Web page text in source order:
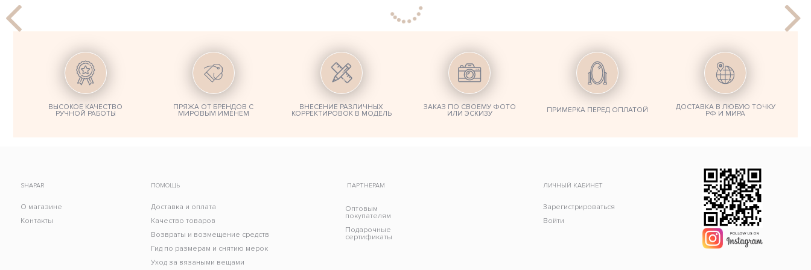
ВЫСОКОЕ КАЧЕСТВО
РУЧНОЙ РАБОТЫ
ПРЯЖА ОТ БРЕНДОВ С
МИРОВЫМ ИМЕНЕМ
ВНЕСЕНИЕ РАЗЛИЧНЫХ
КОРРЕКТИРОВОК В МОДЕЛЬ
ЗАКАЗ ПО СВОЕМУ ФОТО
ИЛИ ЭСКИЗУ ПРИМЕРКА ПЕРЕД ОПЛАТОЙ ДОСТАВКА В ЛЮБУЮ ТОЧКУ
РФ И МИРА
SHAPAR
О магазине
Контакты
ПОМОЩЬ
Доставка и оплата
Качество товаров
Возвраты и возмещение средств
Гид по размерам и снятию мерок
Уход за вязаными вещами
ПАРТНЕРАМ
Оптовым
покупателям
Подарочные
сертификаты
ЛИЧНЫЙ КАБИНЕТ
Зарегистрироваться
Войти